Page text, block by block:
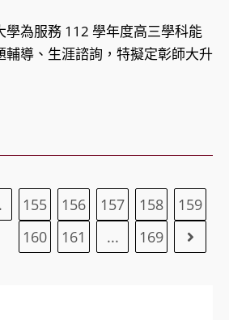
學為服務 112 學年度高三學科能
輔導、生涯諮詢，特擬定彰師大升
page
155 156 157 158
159
160
161 ... 169 Go to